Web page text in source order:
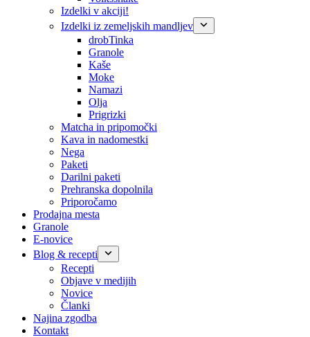
Izdelki v akciji!
Izdelki iz zemeljskih mandljev
drobTinka
Granole
Kaše
Moke
Namazi
Olja
Prigrizki
Matcha in pripomočki
Kava in nadomestki
Nega
Paketi
Darilni paketi
Prehranska dopolnila
Priporočamo
Prodajna mesta
Granole
E-novice
Blog & recepti
Recepti
Objave v medijih
Novice
Članki
Najina zgodba
Kontakt